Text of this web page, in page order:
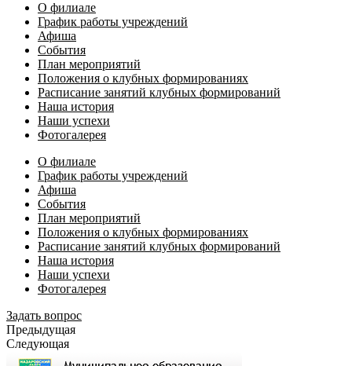
О филиале
График работы учреждений
Афиша
События
План мероприятий
Положения о клубных формированиях
Расписание занятий клубных формирований
Наша история
Наши успехи
Фотогалерея
О филиале
График работы учреждений
Афиша
События
План мероприятий
Положения о клубных формированиях
Расписание занятий клубных формирований
Наша история
Наши успехи
Фотогалерея
Задать вопрос
Предыдущая
Следующая